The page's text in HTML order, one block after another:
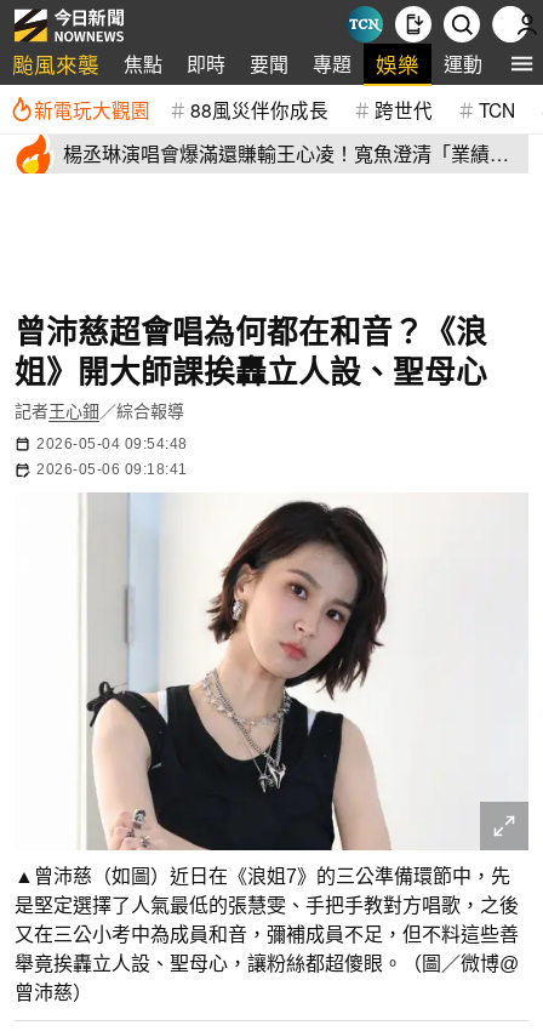
颱風來襲 焦點 即時 要聞 專題 娛樂 運動 全
新電玩大觀園 88風災伴你成長 跨世代 TCN
楊丞琳演唱會爆滿還賺輸王心凌！寬魚澄清「業績沒
曾沛慈超會唱為何都在和音？《浪
姐》開大師課挨轟立人設、聖母心
記者王心鈿 ／綜合報導
2026-05-04 09:54:48
2026-05-06 09:18:41
▲曾沛慈（如圖）近日在《浪姐7》的三公準備環節中，先
是堅定選擇了人氣最低的張慧雯、手把手教對方唱歌，之後
又在三公小考中為成員和音，彌補成員不足，但不料這些善
舉竟挨轟立人設、聖母心，讓粉絲都超傻眼。（圖／微博@
曾沛慈）